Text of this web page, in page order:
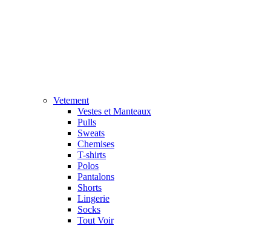
Vetement
Vestes et Manteaux
Pulls
Sweats
Chemises
T-shirts
Polos
Pantalons
Shorts
Lingerie
Socks
Tout Voir